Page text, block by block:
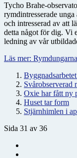
Tycho Brahe-
rymdintresserade
och intresserad av att
detta något för dig. Vi
ledning av vår
Läs mer:
Svårobserverad
Oxie har fått ny
Huset tar form
Stjärnhimlen i
Sida 31 av 36